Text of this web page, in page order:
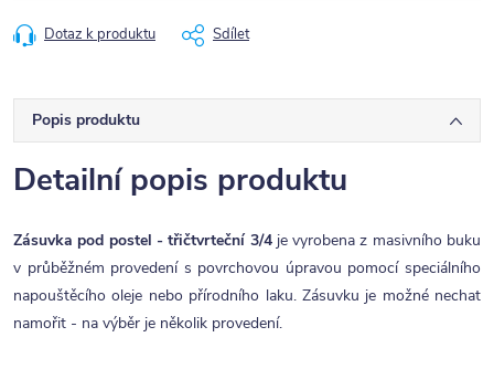
Dotaz k produktu Sdílet
Popis produktu
Detailní popis produktu
Zásuvka pod postel - třičtvrteční 3/4je vyrobena z masivního buku
v průběžném provedení s povrchovou úpravou pomocí speciálního
napouštěcího oleje nebo přírodního laku. Zásuvku je možné nechat
namořit - na výběr je několik provedení.